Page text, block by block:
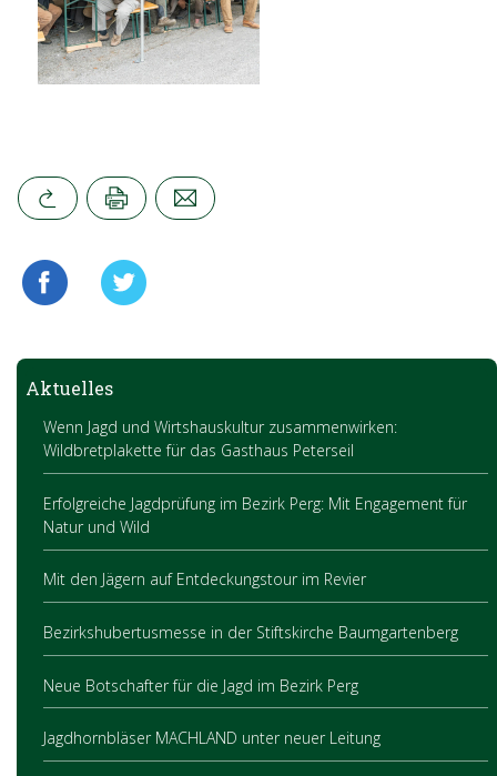
Aktuelles
Wenn Jagd und Wirtshauskultur zusammenwirken:
Wildbretplakette für das Gasthaus Peterseil
Erfolgreiche Jagdprüfung im Bezirk Perg: Mit Engagement für
Natur und Wild
Mit den Jägern auf Entdeckungstour im Revier
Bezirkshubertusmesse in der Stiftskirche Baumgartenberg
Neue Botschafter für die Jagd im Bezirk Perg
Jagdhornbläser MACHLAND unter neuer Leitung